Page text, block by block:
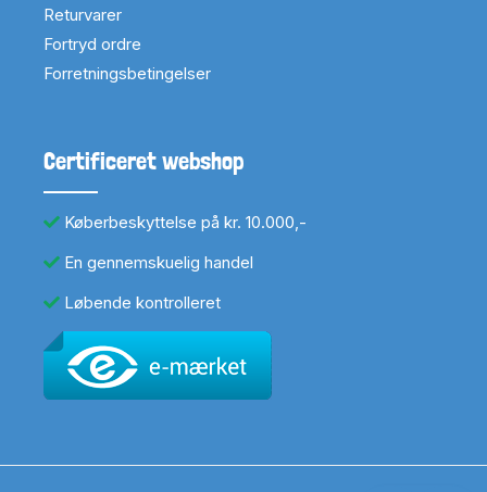
Returvarer
Fortryd ordre
Forretningsbetingelser
Certificeret webshop
Køberbeskyttelse på kr. 10.000,-
En gennemskuelig handel
Løbende kontrolleret